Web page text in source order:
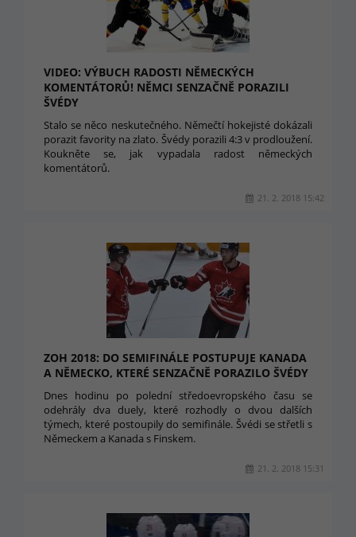
VIDEO: VÝBUCH RADOSTI NĚMECKÝCH
KOMENTÁTORŮ! NĚMCI SENZAČNĚ PORAZILI
ŠVÉDY
Stalo se něco neskutečného. Němečtí hokejisté dokázali
porazit favority na zlato. Švédy porazili 4:3 v prodloužení.
Koukněte se, jak vypadala radost německých
komentátorů.
21. 2. 2018 15:42
ZOH 2018: DO SEMIFINÁLE POSTUPUJE KANADA
A NĚMECKO, KTERÉ SENZAČNĚ PORAZILO ŠVÉDY
Dnes hodinu po polední středoevropského času se
odehrály dva duely, které rozhodly o dvou dalších
týmech, které postoupily do semifinále. Švédi se střetli s
Německem a Kanada s Finskem.
21. 2. 2018 15:31